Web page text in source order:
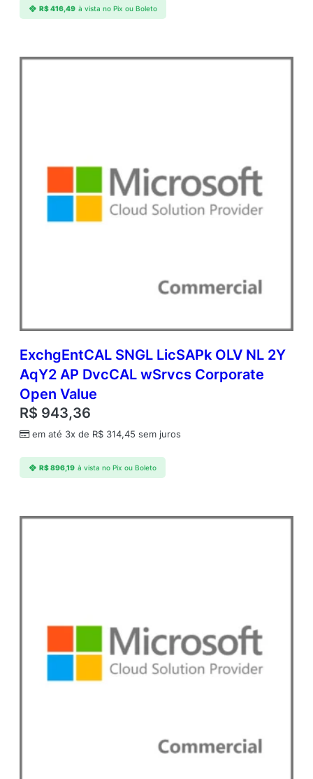
R$416,49 à vista no Pix ou Boleto
ExchgEntCAL SNGL LicSAPk OLV NL 2Y
AqY2 AP DvcCAL wSrvcs Corporate
Open Value
R$ 943,36
em até 3x de R$ 314,45 sem juros
R$896,19 à vista no Pix ou Boleto